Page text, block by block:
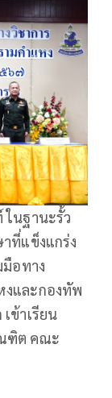
นฐานะรั้ว
ที่แข็งแกร่ง
มือทาง
งและกองทัพ
ข้าเรียน
ฑิต คณะ